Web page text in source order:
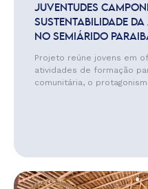
JUVENTUDES
SUSTENTABILIDADE
NO SEMIÁRIDO
Projeto reúne jovens em
atividades de formação
comunitária, o